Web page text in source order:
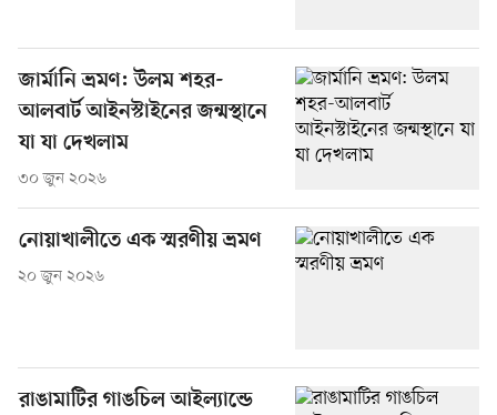
জার্মানি ভ্রমণ: উলম শহর-
আলবার্ট আইনস্টাইনের জন্মস্থানে
যা যা দেখলাম
৩০ জুন ২০২৬
নোয়াখালীতে এক স্মরণীয় ভ্রমণ
২০ জুন ২০২৬
রাঙামাটির গাঙচিল আইল্যান্ডে